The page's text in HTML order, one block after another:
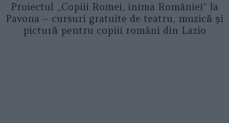
Proiectul „Copiii Romei, inima României” la
Pavona – cursuri gratuite de teatru, muzică și
pictură pentru copiii români din Lazio